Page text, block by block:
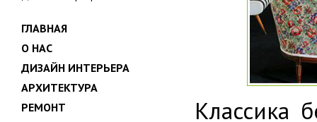
Классика
ГЛАВНАЯ
О НАС
ДИЗАЙН ИНТЕРЬЕРА
АРХИТЕКТУРА
РЕМОНТ